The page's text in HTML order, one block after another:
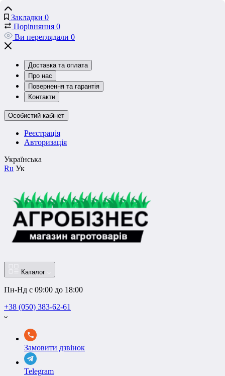
Закладки 0
Порівняння 0
Ви переглядали 0
Доставка та оплата
Про нас
Повернення та гарантія
Контакти
Особистий кабінет
Реєстрація
Авторизація
Українська
Ru Ук
Каталог
Пн-Нд с 09:00 до 18:00
+38 (050) 383-62-61
Замовити дзвінок
Telegram